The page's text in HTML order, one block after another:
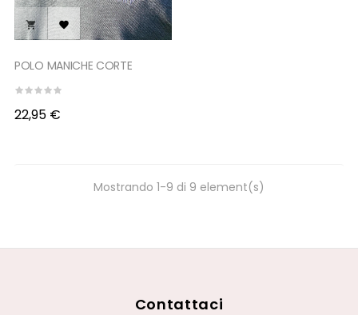
 
POLO MANICHE CORTE
22,95 €
Mostrando 1-9 di 9 element(s)
Contattaci